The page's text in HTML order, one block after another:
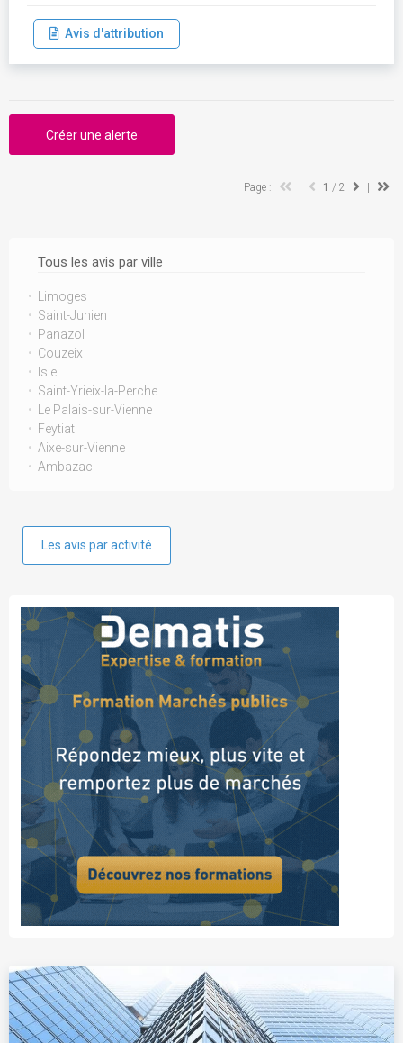
Tous les avis par ville
Limoges
Saint-Junien
Panazol
Couzeix
Isle
Saint-Yrieix-la-Perche
Le Palais-sur-Vienne
Feytiat
Aixe-sur-Vienne
Ambazac
Les avis par activité
Avis d'attribution
Créer une alerte
Page : 1 / 2